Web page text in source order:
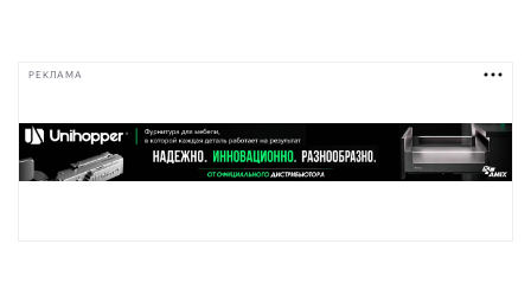
РЕКЛАМА